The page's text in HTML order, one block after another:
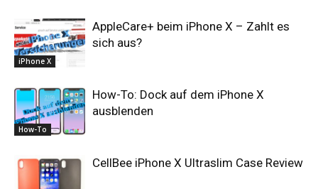
iPhone X
AppleCare+ beim iPhone X – Zahlt es
sich aus?
How-To
How-To: Dock auf dem iPhone X
ausblenden
CellBee iPhone X Ultraslim Case Review